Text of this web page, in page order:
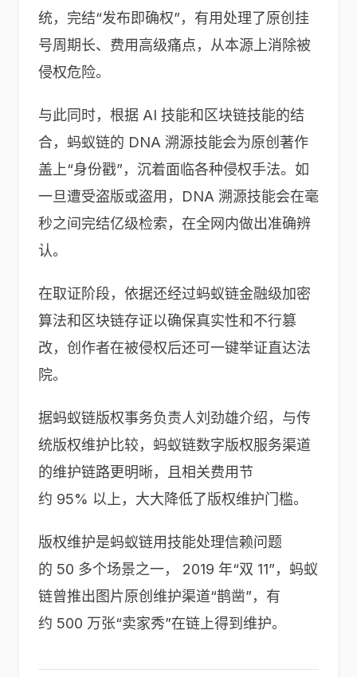
统，完结“发布即确权”，有用处理了原创挂
号周期长、费用高级痛点，从本源上消除被
侵权危险。
与此同时，根据 AI 技能和区块链技能的结
合，蚂蚁链的 DNA 溯源技能会为原创著作
盖上“身份戳”，沉着面临各种侵权手法。如
一旦遭受盗版或盗用，DNA 溯源技能会在毫
秒之间完结亿级检索，在全网内做出准确辨
认。
在取证阶段，依据还经过蚂蚁链金融级加密
算法和区块链存证以确保真实性和不行篡
改，创作者在被侵权后还可一键举证直达法
院。
据蚂蚁链版权事务负责人刘劲雄介绍，与传
统版权维护比较，蚂蚁链数字版权服务渠道
的维护链路更明晰，且相关费用节
约 95% 以上，大大降低了版权维护门槛。
版权维护是蚂蚁链用技能处理信赖问题
的 50 多个场景之一， 2019 年“双 11”，蚂蚁
链曾推出图片原创维护渠道“鹊凿”，有
约 500 万张“卖家秀”在链上得到维护。